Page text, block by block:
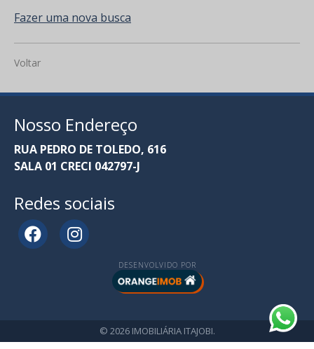
Fazer uma nova busca
Voltar
Nosso Endereço
RUA PEDRO DE TOLEDO, 616
SALA 01 CRECI 042797-J
Redes sociais
DESENVOLVIDO POR
© 2026 IMOBILIÁRIA ITAJOBI.